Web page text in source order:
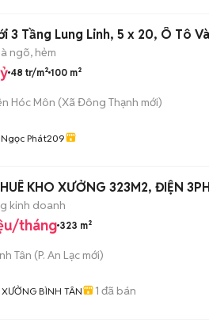
3 Tầng Lung Linh, 5 x 20, Ô Tô
ngõ, hẻm
48 tr/m² 100 m²
Hóc Môn (Xã Đông Thạnh mới)
Phát209
KHO XƯỞNG 323M2, ĐIỆN
kinh doanh
tháng 323 m²
Tân (P. An Lạc mới)
BÌNH TÂN 1 đã bán